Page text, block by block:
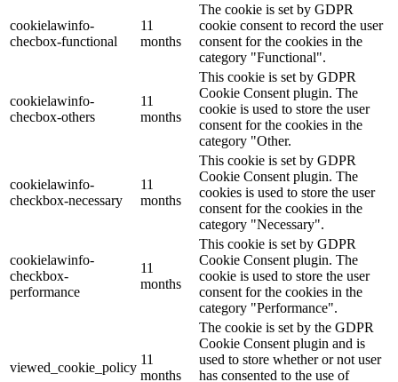
cookielawinfo-
checbox-functional
11
months
The cookie is set by GDPR
cookie consent to record the user
consent for the cookies in the
category "Functional".
cookielawinfo-
checbox-others
11
months
This cookie is set by GDPR
Cookie Consent plugin. The
cookie is used to store the user
consent for the cookies in the
category "Other.
cookielawinfo-
checkbox-necessary
11
months
This cookie is set by GDPR
Cookie Consent plugin. The
cookies is used to store the user
consent for the cookies in the
category "Necessary".
cookielawinfo-
checkbox-
performance
11
months
This cookie is set by GDPR
Cookie Consent plugin. The
cookie is used to store the user
consent for the cookies in the
category "Performance".
viewed_cookie_policy
11
months
The cookie is set by the GDPR
Cookie Consent plugin and is
used to store whether or not user
has consented to the use of